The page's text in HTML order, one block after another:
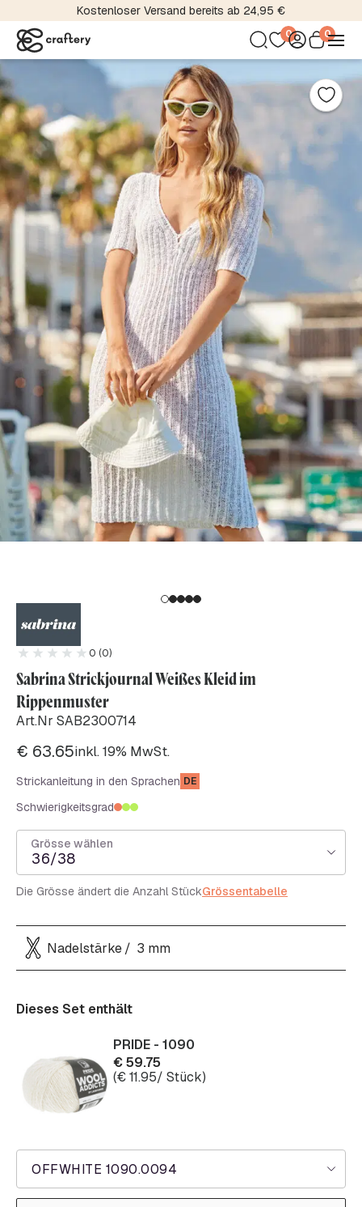
Kostenloser Versand bereits ab 24,95 €
0 0
0 (0)
Sabrina Strickjournal Weißes Kleid im
Rippenmuster
Art.Nr SAB2300714
€ 63.65inkl. 19% MwSt.
Strickanleitung in den Sprachen DE
Schwierigkeitsgrad
Grösse wählen
36/38
Die Grösse ändert die Anzahl StückGrössentabelle
Nadelstärke 3 mm
Dieses Set enthält
OFFWHITE 1090.0094
PRIDE - 1090
€59.75
(€11.95/ Stück)